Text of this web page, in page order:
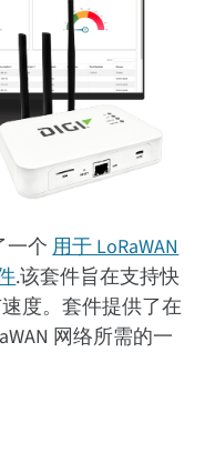
一个用于 LoRaWAN
.该套件旨在支持快
度。套件提供了在
网络所需的一